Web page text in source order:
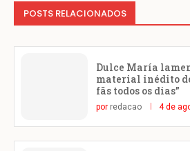
POSTS RELACIONADOS
Dulce María
material inédito do
fãs todos os dias”
por redacao 4 de